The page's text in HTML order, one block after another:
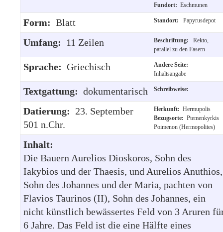
Fundort: Eschmunen
Form: Blatt Standort: Papyrusdepot
Umfang: 11 Zeilen Beschriftung:
Rekto,
parallel zu den Fasern
Sprache: Griechisch
Andere Seite:
Inhaltsangabe
Textgattung: dokumentarisch Schreibweise:
Datierung: 23. September
501 n.Chr.
Herkunft: Hermupolis
Bezugsorte: Ptemenkyrkis
Poimenon (Hermopolites)
Inhalt:
Die Bauern Aurelios Dioskoros, Sohn des
Iakybios und der Thaesis, und Aurelios Anuthios,
Sohn des Johannes und der Maria, pachten von
Flavios Taurinos (II), Sohn des Johannes, ein
nicht künstlich bewässertes Feld von 3 Aruren
6 Jahre. Das Feld ist die eine Hälfte eines